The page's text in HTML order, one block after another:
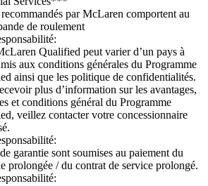
recommandés par McLaren comportent au
de roulement
Qualified peut varier d’un pays à
aux conditions générales du Programme
ainsi que les politique de confidentialités.
plus d’information sur les avantages,
et conditions général du Programme
veillez contacter votre concessionnaire
garantie sont soumises au paiement du
prolongée / du contrat de service prolongé.